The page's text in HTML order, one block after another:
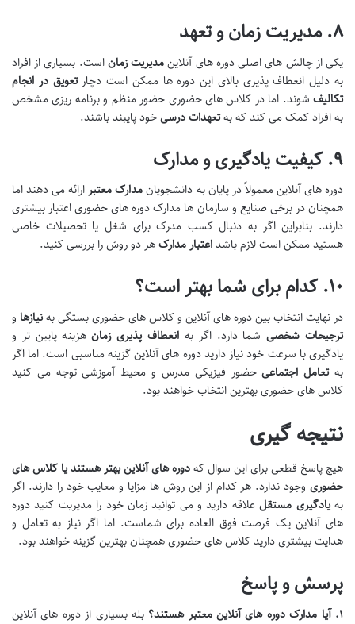
۸. مدیریت زمان و تعهد
یکی از چالش های اصلی دوره های آنلاینمدیریت زماناست. بسیاری از افراد
به دلیل انعطاف پذیری بالای این دوره ها ممکن است دچارتعویق در انجام
تکالیف شوند. اما در کلاس های حضوری حضور منظم و برنامه ریزی مشخص
به افراد کمک می کند که بهتعهدات درسیخود پایبند باشند.
۹.کیفیت یادگیری و مدارک
دوره های آنلاین معمولاً در پایان به دانشجویانمدارک معتبر ارائه می دهند اما
همچنان در برخی صنایع و سازمان ها مدارک دوره های حضوری اعتبار بیشتری
دارند. بنابراین اگر به دنبال کسب مدرک برای شغل یا تحصیلات خاصی
هستید ممکن است لازم باشداعتبار مدارکهر دو روش را بررسی کنید.
۱۰.کدام برای شما بهتر است؟
در نهایت انتخاب بین دوره های آنلاین و کلاس های حضوری بستگی بهنیازها و
ترجیحات شخصیشما دارد. اگر به انعطاف پذیری زمانهزینه پایین تر و
یادگیری با سرعت خود نیاز دارید دوره های آنلاین گزینه مناسبی است. اما اگر
بهتعامل اجتماعیحضور فیزیکی مدرس و محیط آموزشی توجه می کنید
کلاس های حضوری بهترین انتخاب خواهند بود.
نتیجه گیری
هیچ پاسخ قطعی برای این سوال کهدوره های آنلاین بهتر هستند یا کلاس های
حضوری وجود ندارد. هر کدام از این روش ها مزایا و معایب خود را دارند. اگر
بهیادگیری مستقلعلاقه دارید و می توانید زمان خود را مدیریت کنید دوره
های آنلاین یک فرصت فوق العاده برای شماست. اما اگر نیاز به تعامل و
هدایت بیشتری دارید کلاس های حضوری همچنان بهترین گزینه خواهند بود.
پرسش و پاسخ
۱.آیا مدارک دوره های آنلاین معتبر هستند؟ بله بسیاری از دوره های آنلاین